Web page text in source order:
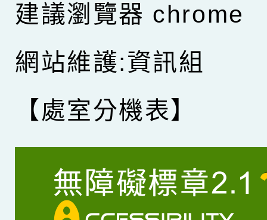
建議瀏覽器 chrome
網站維護:資訊組
【處室分機表】